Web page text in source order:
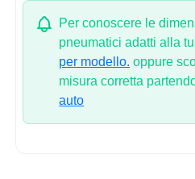
Per conoscere le
pneumatici adatti alla
per modello. oppure
misura corretta
auto